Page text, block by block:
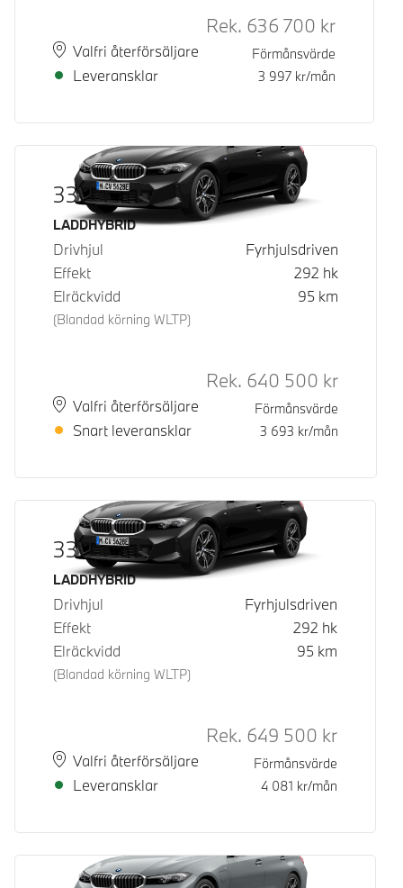
PlatsValfri återförsäljare
Leveranstid
Leveransklar
Rek. ord
Rek. 636 700 kr
Förmånsvärde
3 997 kr/mån
330e xDrive Sedan
Bränsle
LADDHYBRID
Drivhjul
Fyrhjulsdriven
Effekt
292 hk
Elräckvidd
(Blandad körning WLTP)
95 km
PlatsValfri återförsäljare
Leveranstid
Snart leveransklar
Rek. ord
Rek. 640 500 kr
Förmånsvärde
3 693 kr/mån
330e xDrive
Bränsle
LADDHYBRID
Drivhjul
Fyrhjulsdriven
Effekt
292 hk
Elräckvidd
(Blandad körning WLTP)
95 km
PlatsValfri återförsäljare
Leveranstid
Leveransklar
Rek. ord
Rek. 649 500 kr
Förmånsvärde
4 081 kr/mån